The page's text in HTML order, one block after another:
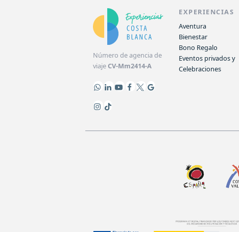
Número de agencia de
viajeCV-Mm2414-A
EXPERIENCIAS
Aventura
Bienestar
Bono Regalo
Eventos privados y
Celebraciones